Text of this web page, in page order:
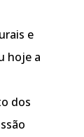
e
hoje a
dos